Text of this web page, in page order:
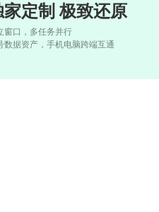
家定制 极致还原
窗口，多任务并行
数据资产，手机电脑跨端互通